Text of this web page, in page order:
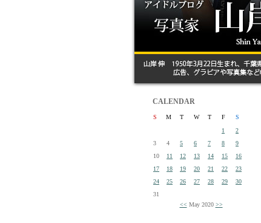
CALENDAR
S M T W T F
S
1
2
3
4 5 6 7 8
9
10
11 12 13 14 15
16
17
18 19 20 21 22
23
24
25 26 27 28 29
30
31
<< May 2020 >>